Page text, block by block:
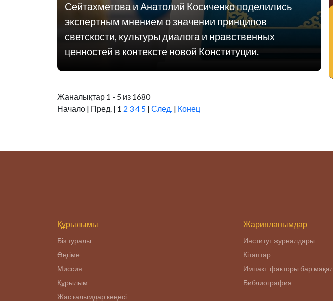
Сейтахметова и Анатолий Косиченко поделились
экспертным мнением о значении принципов
светскости, культуры диалога и нравственных
ценностей в контексте новой Конституции.
Жаналықтар 1 - 5 из 1680
Начало | Пред. | 1 2 34 5 | След. | Конец
Құрылымы
Біз туралы
Әңгіме
Миссия
Құрылым
Жас ғалымдар кеңесі
Жарияланымдар
Институт журналдары
Кітаптар
Импакт-факторы бар
Библиография